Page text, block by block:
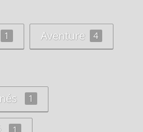
1 Aventure 4
1
1